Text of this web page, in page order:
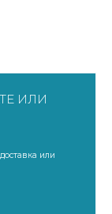
ИЛИ
или